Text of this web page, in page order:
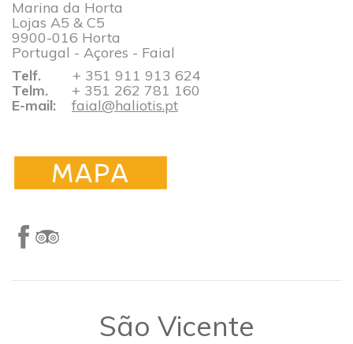
Marina da Horta
Lojas A5 & C5
9900-016 Horta
Portugal - Açores - Faial
Telf. + 351 911 913 624​​​​​​​​​​​​​​
Telm. + 351 262 781 160
E-mail:
faial@haliotis.pt
​São Vicente